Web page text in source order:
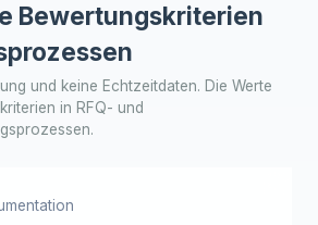
Bewertungskriterien
und keine Echtzeitdaten. Die Werte
in RFQ- und